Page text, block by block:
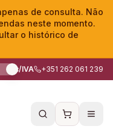
de consulta. Não
neste momento.
o histórico de
c/IVA +351 262 061 239